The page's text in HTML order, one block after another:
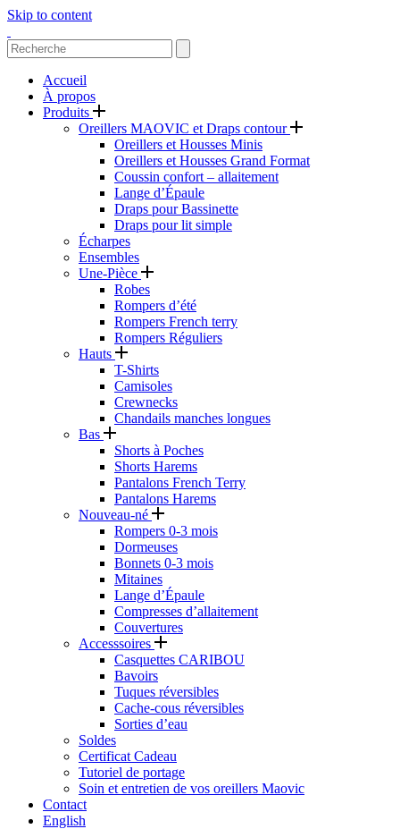
Skip to content
Accueil
À propos
Produits
Oreillers MAOVIC et Draps contour
Oreillers et Housses Minis
Oreillers et Housses Grand Format
Coussin confort – allaitement
Lange d’Épaule
Draps pour Bassinette
Draps pour lit simple
Écharpes
Ensembles
Une-Pièce
Robes
Rompers d’été
Rompers French terry
Rompers Réguliers
Hauts
T-Shirts
Camisoles
Crewnecks
Chandails manches longues
Bas
Shorts à Poches
Shorts Harems
Pantalons French Terry
Pantalons Harems
Nouveau-né
Rompers 0-3 mois
Dormeuses
Bonnets 0-3 mois
Mitaines
Lange d’Épaule
Compresses d’allaitement
Couvertures
Accesssoires
Casquettes CARIBOU
Bavoirs
Tuques réversibles
Cache-cous réversibles
Sorties d’eau
Soldes
Certificat Cadeau
Tutoriel de portage
Soin et entretien de vos oreillers Maovic
Contact
English